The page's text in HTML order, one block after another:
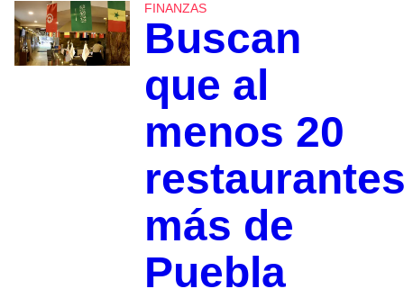
FINANZAS
Buscan
que al
menos 20
más de
Puebla